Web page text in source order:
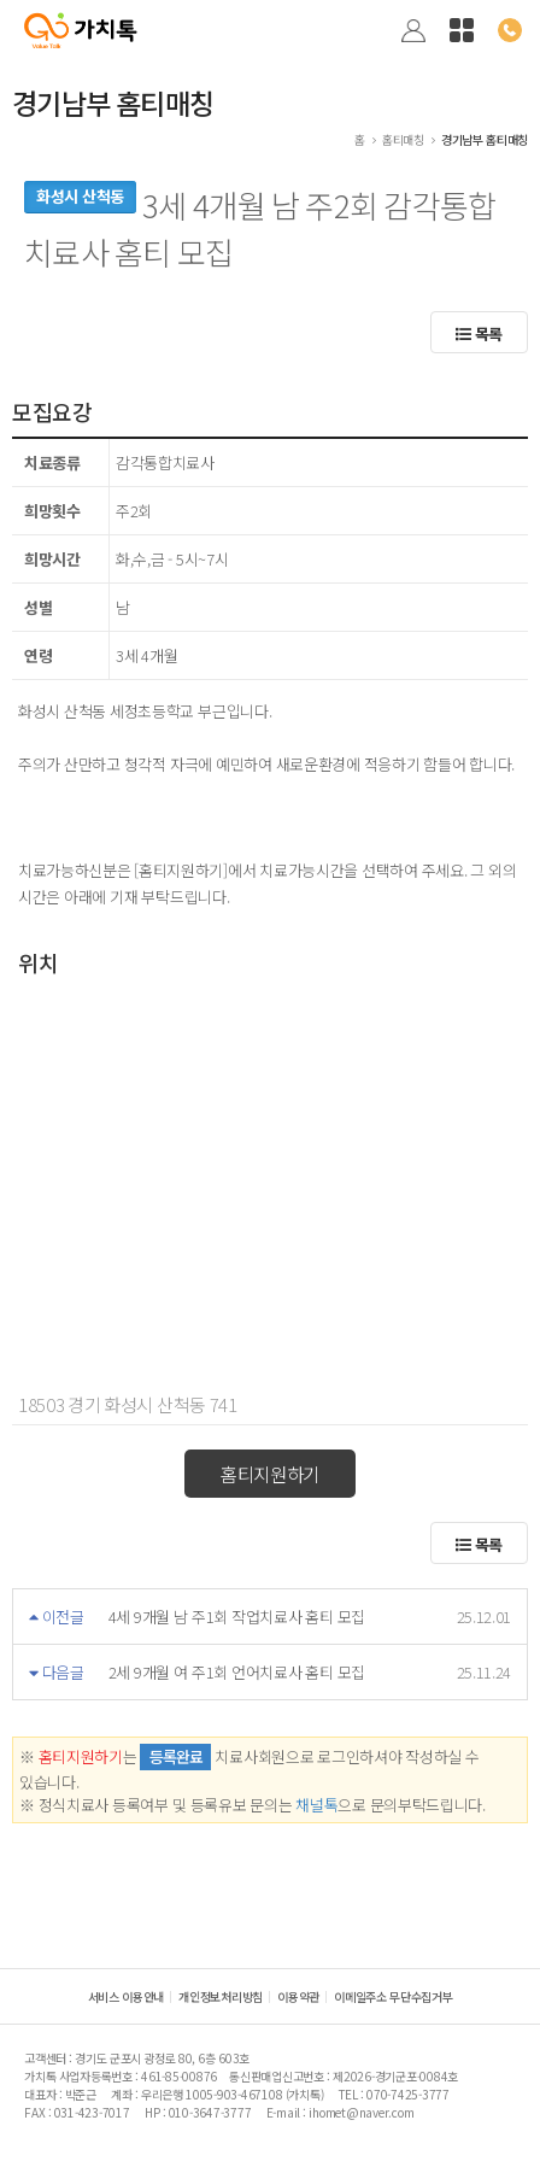
경기남부 홈티매칭
홈 홈티매칭 경기남부 홈티매칭
화성시 산척동
3세 4개월 남 주2회 감각통합
치료사 홈티 모집
목록
모집요강
치료종류 감각통합치료사
희망횟수 주2회
희망시간 화,수,금 - 5시~7시
성별 남
연령 3세 4개월
화성시 산척동 세정초등학교 부근입니다.
주의가 산만하고 청각적 자극에 예민하여 새로운환경에 적응하기 함들어 합니다.
치료가능하신분은 [홈티지원하기]에서 치료가능시간을 선택하여 주세요. 그 외의
시간은 아래에 기재 부탁드립니다.
위치
18503 경기 화성시 산척동 741
홈티지원하기
목록
이전글 4세 9개월 남 주1회 작업치료사 홈티 모집 25.12.01
다음글 2세 9개월 여 주1회 언어치료사 홈티 모집 25.11.24
※ 홈티지원하기는 등록완료 치료사회원으로 로그인하셔야 작성하실 수
있습니다.
※ 정식치료사 등록여부 및 등록유보 문의는 채널톡으로 문의부탁드립니다.
서비스 이용안내 개인정보처리방침 이용약관 이메일주소 무단수집거부
고객센터 : 경기도 군포시 광정로 80, 6층 603호
가치톡 사업자등록번호 : 461-85-00876
통신판매업신고번호 : 제2026-경기군포-0084호
대표자 : 박준근
계좌 : 우리은행 1005-903-467108 (가치톡)
TEL : 070-7425-3777
FAX : 031-423-7017
HP : 010-3647-3777 E-mail : ihomet@naver.com